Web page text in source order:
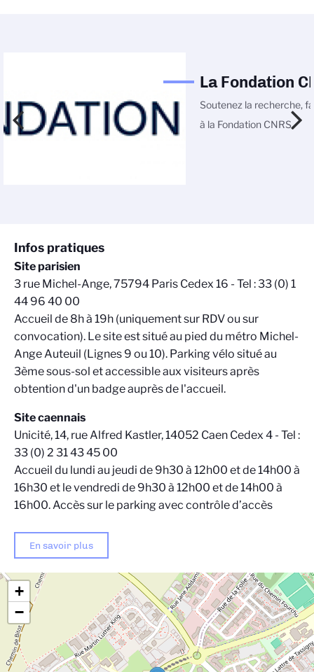
La Fondation
Soutenez la recherche,
à la Fondation CNRS
+
−
Infos pratiques
Site parisien
3 rue Michel-Ange, 75794 Paris Cedex 16 - Tel : 33 (0) 1
44 96 40 00
Accueil de 8h à 19h (uniquement sur RDV ou sur
convocation). Le site est situé au pied du métro Michel-
Ange Auteuil (Lignes 9 ou 10). Parking vélo situé au
3ème sous-sol et accessible aux visiteurs après
obtention d'un badge auprès de l'accueil.
Site caennais
Unicité, 14, rue Alfred Kastler, 14052 Caen Cedex 4 - Tel :
33 (0) 2 31 43 45 00
Accueil du lundi au jeudi de 9h30 à 12h00 et de 14h00 à
16h30 et le vendredi de 9h30 à 12h00 et de 14h00 à
16h00. Accès sur le parking avec contrôle d’accès
En savoir plus